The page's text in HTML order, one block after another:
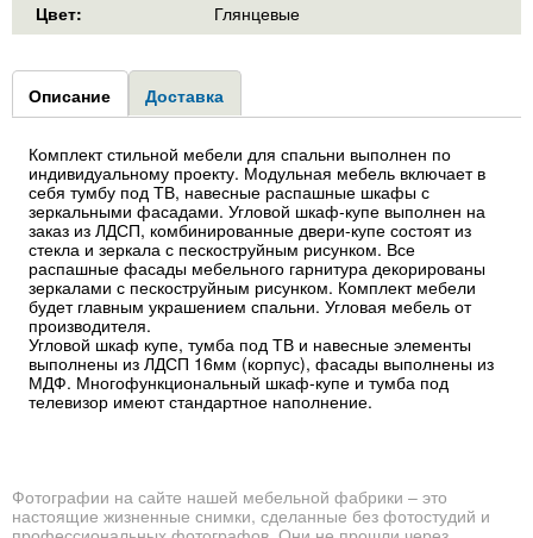
Цвет:
Глянцевые
Group1
Описание (активная
вкладка)
Доставка
Комплект стильной мебели для спальни выполнен по
индивидуальному проекту. Модульная мебель включает в
себя тумбу под ТВ, навесные распашные шкафы с
зеркальными фасадами. Угловой шкаф-купе выполнен на
заказ из ЛДСП, комбинированные двери-купе состоят из
стекла и зеркала с пескоструйным рисунком. Все
распашные фасады мебельного гарнитура декорированы
зеркалами с пескоструйным рисунком. Комплект мебели
будет главным украшением спальни. Угловая мебель от
производителя.
Угловой шкаф купе, тумба под ТВ и навесные элементы
выполнены из ЛДСП 16мм (корпус), фасады выполнены из
МДФ. Многофункциональный шкаф-купе и тумба под
телевизор имеют стандартное наполнение.
Фотографии на сайте нашей мебельной фабрики – это
настоящие жизненные снимки, сделанные без фотостудий и